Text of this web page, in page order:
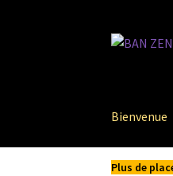
Aller
Aller
Bienvenue
Plus de